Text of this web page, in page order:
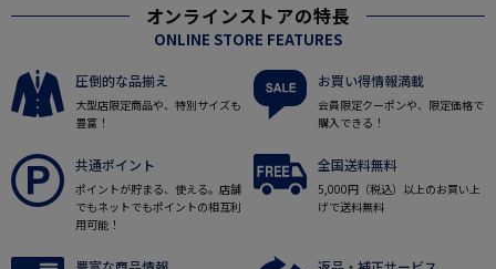
オンラインストアの特長
ONLINE STORE FEATURES
圧倒的な品揃え
大型店限定商品や、特別サイズも
豊富！
お買い得情報満載
会員限定クーポンや、限定価格で
購入できる！
共通ポイント
ポイントが貯まる、使える。店舗
でもネットでもポイントの相互利
用可能！
全国送料無料
5,000円（税込）以上のお買い上
げで送料無料